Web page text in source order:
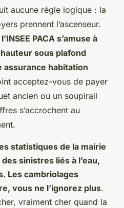
aucune règle logique : la
prennent l’ascenseur.
PACA s’amuse à
sous plafond
assurance habitation
acceptez-vous de payer
ancien ou un soupirail
s’accrochent au
statistiques de la mairie
sinistres liés à l’eau,
Les cambriolages
vous ne l’ignorez plus.
vraiment cher quand la